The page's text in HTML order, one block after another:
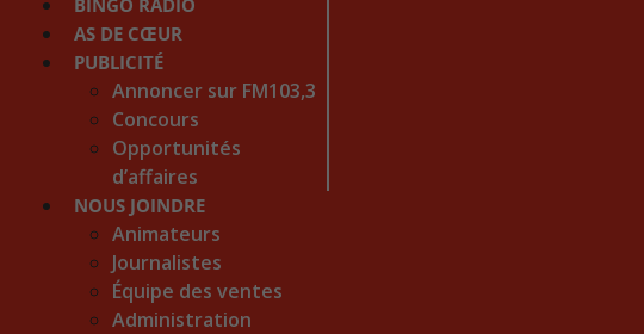
BINGO RADIO
AS DE CŒUR
PUBLICITÉ
Annoncer sur FM103,3
Concours
Opportunités
d’affaires
NOUS JOINDRE
Animateurs
Journalistes
Équipe des ventes
Administration